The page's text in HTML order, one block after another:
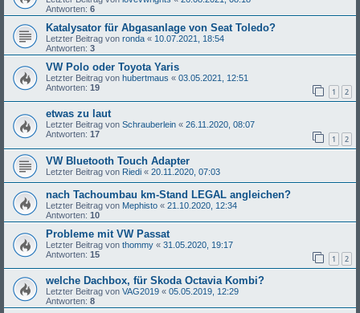
Antworten: 6
Katalysator für Abgasanlage von Seat Toledo?
Letzter Beitrag von ronda « 10.07.2021, 18:54
Antworten: 3
VW Polo oder Toyota Yaris
Letzter Beitrag von hubertmaus « 03.05.2021, 12:51
Antworten: 19 1 2
etwas zu laut
Letzter Beitrag von Schrauberlein « 26.11.2020, 08:07
Antworten: 17 1 2
VW Bluetooth Touch Adapter
Letzter Beitrag von Riedi « 20.11.2020, 07:03
nach Tachoumbau km-Stand LEGAL angleichen?
Letzter Beitrag von Mephisto « 21.10.2020, 12:34
Antworten: 10
Probleme mit VW Passat
Letzter Beitrag von thommy « 31.05.2020, 19:17
Antworten: 15 1 2
welche Dachbox, für Skoda Octavia Kombi?
Letzter Beitrag von VAG2019 « 05.05.2019, 12:29
Antworten: 8